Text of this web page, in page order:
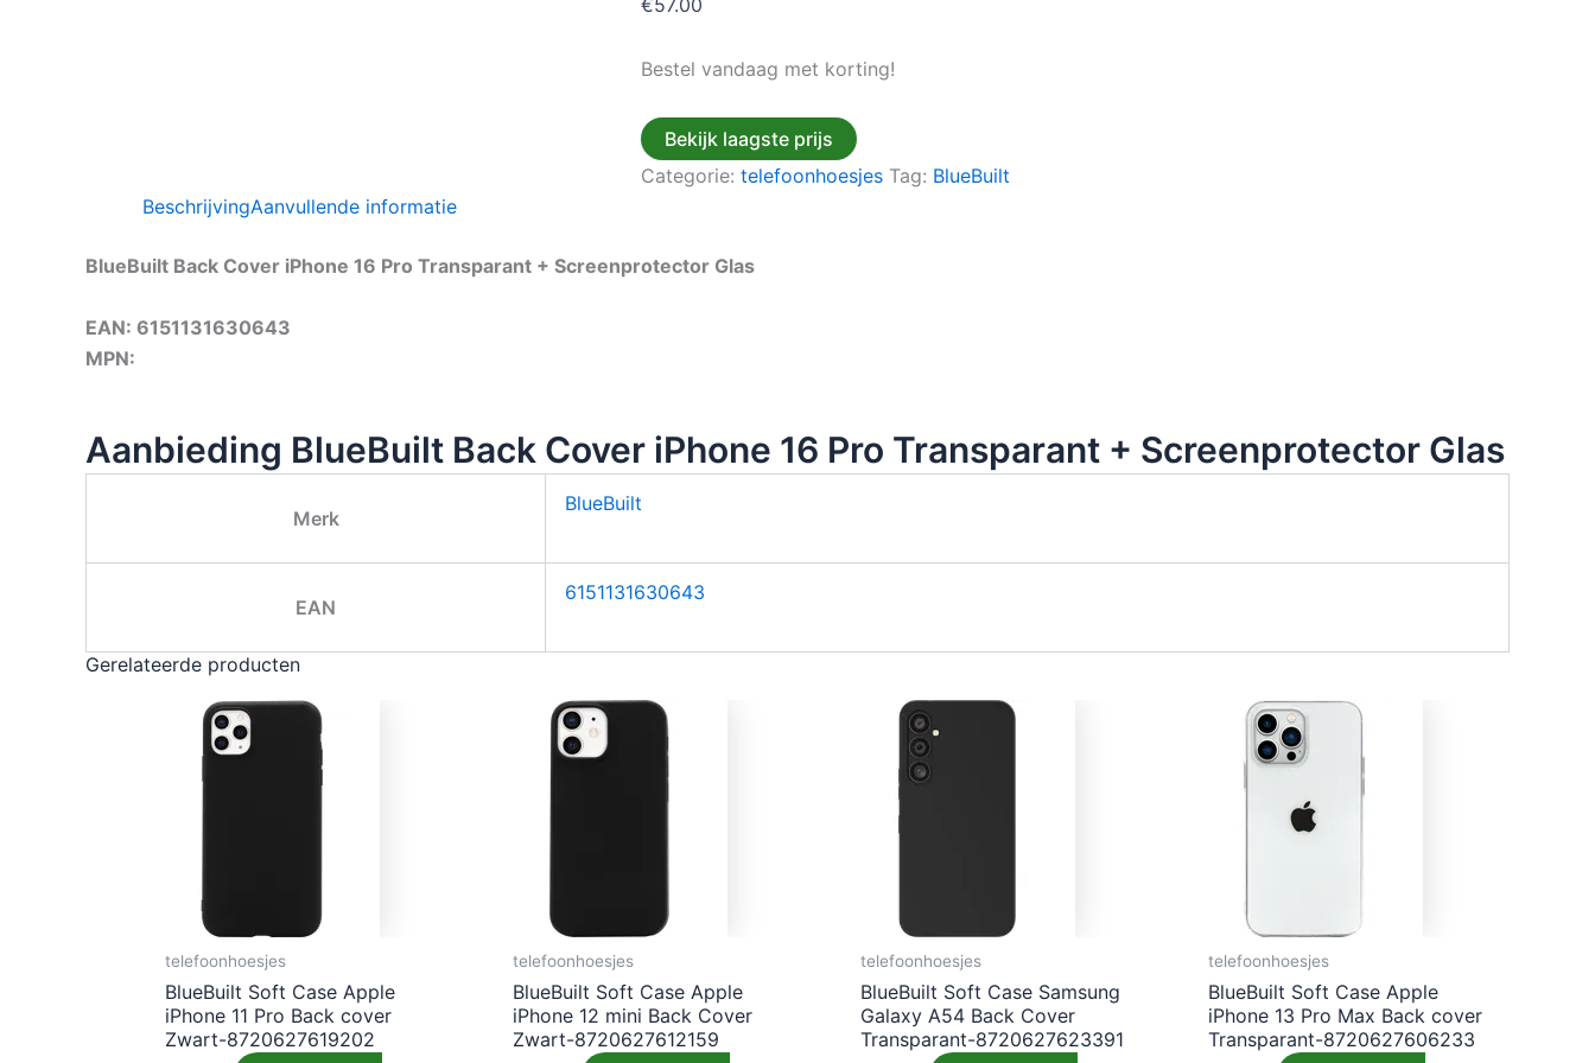
€57.00
Bestel vandaag met korting!
Bekijk laagste prijs
Categorie: telefoonhoesjes Tag: BlueBuilt
BeschrijvingAanvullende informatie
BlueBuilt Back Cover iPhone 16 Pro Transparant + Screenprotector Glas
EAN: 6151131630643
MPN:
Aanbieding BlueBuilt Back Cover iPhone 16 Pro Transparant + Screenprotector Glas
Merk
BlueBuilt
EAN
6151131630643
Gerelateerde producten
telefoonhoesjes
BlueBuilt Soft Case Apple
iPhone 11 Pro Back cover
Zwart-8720627619202
telefoonhoesjes
BlueBuilt Soft Case Apple
iPhone 12 mini Back Cover
Zwart-8720627612159
telefoonhoesjes
BlueBuilt Soft Case Samsung
Galaxy A54 Back Cover
Transparant-8720627623391
telefoonhoesjes
BlueBuilt Soft Case Apple
iPhone 13 Pro Max Back cover
Transparant-8720627606233